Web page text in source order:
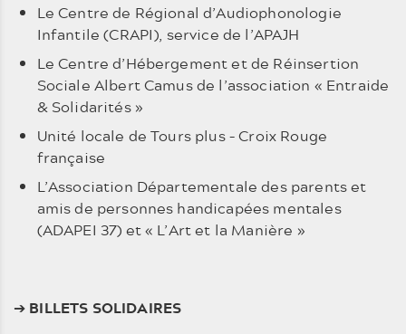
Le Centre de Régional d’Audiophonologie
Infantile (CRAPI), service de l’APAJH
Le Centre d’Hébergement et de Réinsertion
Sociale Albert Camus de l’association « Entraide
& Solidarités »
Unité locale de Tours plus – Croix Rouge
française
L’Association Départementale des parents et
amis de personnes handicapées mentales
(ADAPEI 37) et « L’Art et la Manière »
➔ BILLETS SOLIDAIRES